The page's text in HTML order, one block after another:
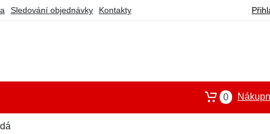
Sledování objednávky Kontakty
0